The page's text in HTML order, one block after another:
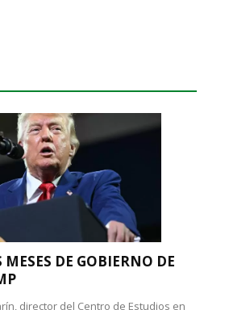
DE GOBIERNO DE
director del Centro de Estudios en